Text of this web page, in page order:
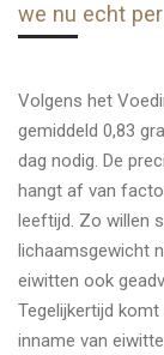
we nu echt
Volgens het
gemiddeld 0,83
dag nodig. De
hangt af van
leeftijd. Zo willen
lichaamsgewicht
eiwitten ook
Tegelijkertijd
inname van